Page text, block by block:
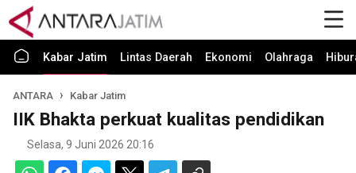
Kabar Jatim Lintas Daerah Ekonomi Olahraga
ANTARA Kabar Jatim
IIK Bhakta perkuat kualitas pendidikan
Selasa, 9 Juni 2026 20:16